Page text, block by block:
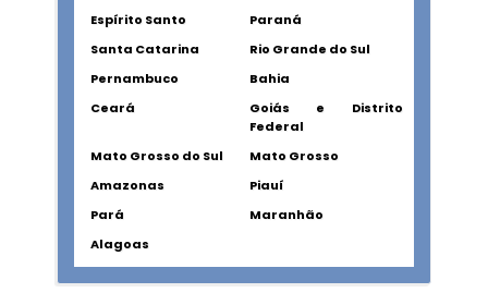
Espírito Santo
Paraná
Santa Catarina
Rio Grande do Sul
Pernambuco
Bahia
Ceará
Goiás e Distrito
Federal
Mato Grosso do Sul
Mato Grosso
Amazonas
Piauí
Pará
Maranhão
Alagoas